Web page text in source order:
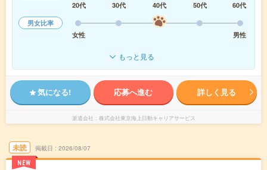
20代
30代 40代 50代
60代
男女比率
女性
男性
もっと見る
気になる! 応募へ進む 詳しく見る
派遣会社 株式会社東京海上日動キャリアサービス
未読
NEW
掲載日 2026/08/07